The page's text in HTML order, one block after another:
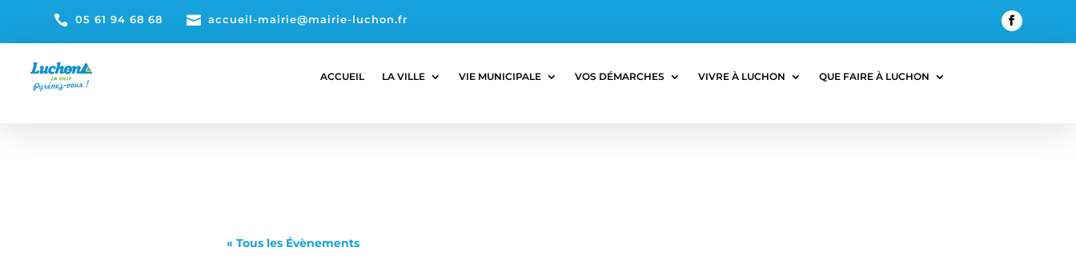
 05 61 94 68 68  accueil-mairie@mairie-luchon.fr
ACCUEIL LA VILLE VIE MUNICIPALE VOS DÉMARCHES VIVRE À LUCHON QUE FAIRE À LUCHON
« Tous les Évènements